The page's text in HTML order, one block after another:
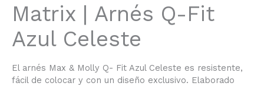
Matrix | Arnés Q-Fit
Azul Celeste
El arnés Max & Molly Q- Fit Azul Celeste es resistente,
fácil de colocar y con un diseño exclusivo. Elaborado